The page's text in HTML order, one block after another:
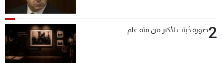
2صورة خُبئت لأكثر من مئة عام